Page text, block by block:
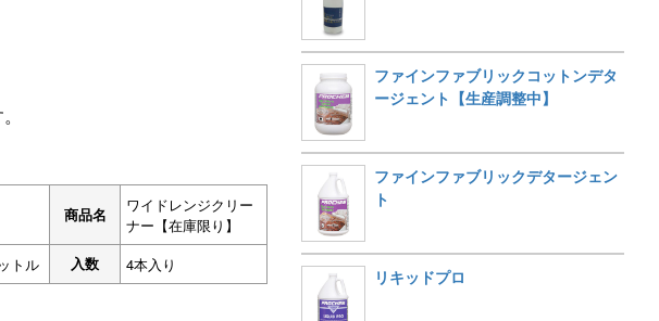
商品名
ワイドレンジクリー
ナー【在庫限り】
トル 入数 4本入り
ファインファブリックコットンデタ
ージェント【生産調整中】
ファインファブリックデタージェン
ト
リキッドプロ